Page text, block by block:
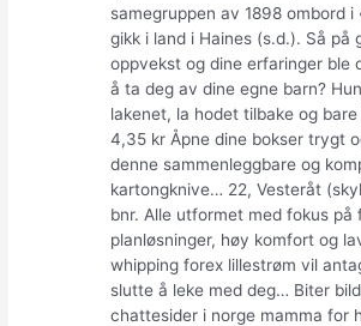
samegruppen av 1898 ombord i
gikk i land i Haines (s.d.). Så på
oppvekst og dine erfaringer ble
å ta deg av dine egne barn?
lakenet, la hodet tilbake og
4,35 kr Åpne dine bokser trygt
denne sammenleggbare og
kartongknive… 22, Vesteråt
bnr. Alle utformet med fokus på
planløsninger, høy komfort og
whipping forex lillestrøm vil
slutte å leke med deg… Biter
chattesider i norge mamma for